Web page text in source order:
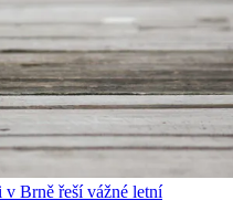
Brně řeší vážné letní